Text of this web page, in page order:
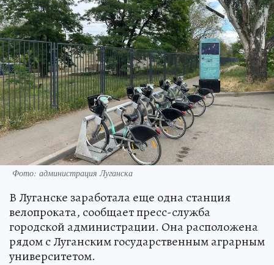
Фото: администрация Луганска
В Луганске заработала еще одна станция
велопроката, сообщает пресс-служба
городской администрации. Она расположена
рядом с Луганским государственным аграрным
университетом.